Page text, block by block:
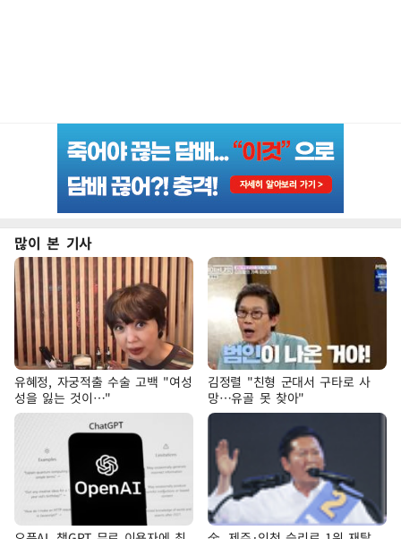
많이 본 기사
유혜정, 자궁적출 수술 고백 "여성
성을 잃는 것이…"
김정렬 "친형 군대서 구타로 사
망…유골 못 찾아"